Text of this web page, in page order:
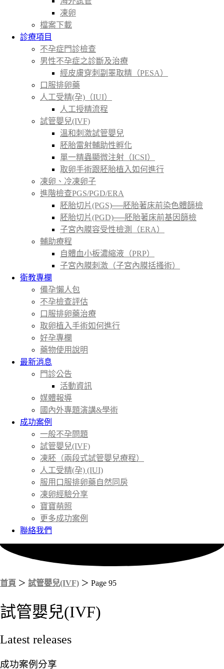
凍卵
檔案下載
診療項目
不孕症門診檢查
男性不孕症之診斷及治療
經皮膚穿刺副睪取精（PESA）
口服排卵藥
人工受精(孕)（IUI）
人工授精流程
試管嬰兒(IVF)
溫和刺激試管嬰兒
胚胎雷射輔助性孵化
單一精蟲顯微注射（ICSI）
取卵手術跟胚胎植入如何進行
凍卵、冷凍卵子
進階檢查PGS/PGD/ERA
胚胎切片(PGS)──胚胎著床前染色體篩檢
胚胎切片(PGD)──胚胎著床前基因篩檢
子宮內膜容受性檢測（ERA）
輔助療程
自體血小板濃縮液（PRP）
子宮內膜刺激（子宮內膜括搔術）
衛教專欄
備孕懶人包
不孕檢查評估
口服排卵藥治療
取卵植入手術如何進行
好孕專欄
藥物使用說明
最新消息
門診公告
活動資訊
媒體報導
國內外專題演講&學術
成功案例
一般不孕問題
試管嬰兒(IVF)
凍胚（兩段式試管嬰兒療程）
人工受精(孕) (IUI)
服用口服排卵藥自然同房
凍卵經驗分享
寶寶萌照
更多成功案例
聯絡我們
首頁 ＞ 試管嬰兒(IVF) ＞ Page 95
試管嬰兒(IVF)
Latest releases
成功案例分享